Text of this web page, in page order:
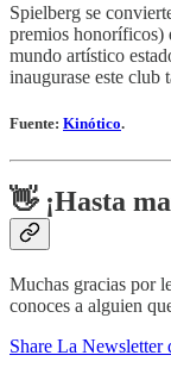
Spielberg se
premios honoríficos)
mundo artístico
inaugurase este club
Fuente: Kinótico.
👋 ¡Hasta
Muchas gracias por
conoces a alguien
Share La Newsletter